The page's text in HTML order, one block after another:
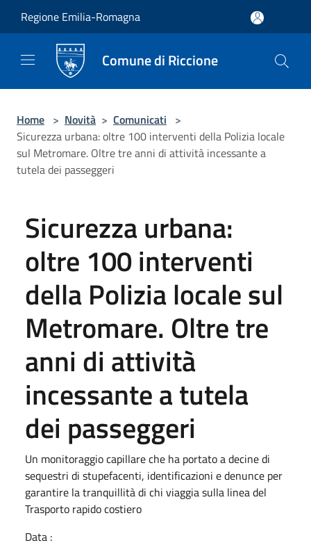
Regione Emilia-Romagna
Comune di Riccione
Home > Novità > Comunicati >
Sicurezza urbana: oltre 100 interventi della Polizia locale
sul Metromare. Oltre tre anni di attività incessante a
tutela dei passeggeri
Sicurezza urbana:
oltre 100 interventi
della Polizia locale sul
Metromare. Oltre tre
anni di attività
incessante a tutela
dei passeggeri
Un monitoraggio capillare che ha portato a decine di
sequestri di stupefacenti, identificazioni e denunce per
garantire la tranquillità di chi viaggia sulla linea del
Trasporto rapido costiero
Data :